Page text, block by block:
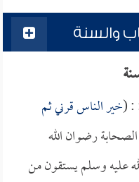
والسنة
: (خير الناس قرني ثم
رضوان الله
عليه وسلم يستقون من